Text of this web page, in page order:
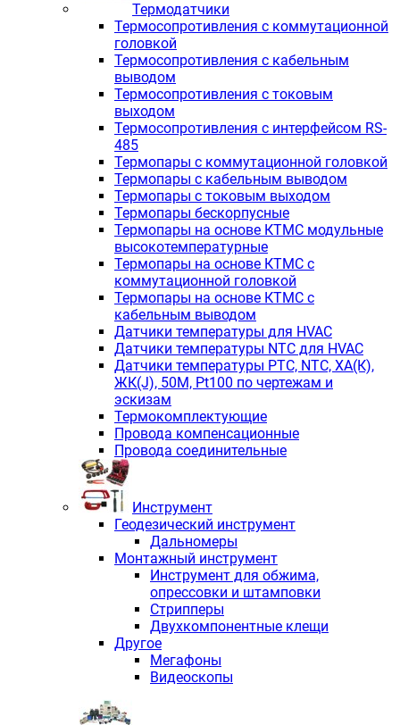
Термодатчики
Термосопротивления с коммутационной
головкой
Термосопротивления с кабельным
выводом
Термосопротивления с токовым
выходом
Термосопротивления с интерфейсом RS-
485
Термопары с коммутационной головкой
Термопары с кабельным выводом
Термопары с токовым выходом
Термопары бескорпусные
Термопары на основе КТМС модульные
высокотемпературные
Термопары на основе КТМС с
коммутационной головкой
Термопары на основе КТМС с
кабельным выводом
Датчики температуры для HVAC
Датчики температуры NTC для HVAC
Датчики температуры PTС, NTC, ХА(К),
ЖК(J), 50М, Pt100 по чертежам и
эскизам
Термокомплектующие
Провода компенсационные
Провода соединительные
Инструмент
Геодезический инструмент
Дальномеры
Монтажный инструмент
Инструмент для обжима,
опрессовки и штамповки
Стрипперы
Двухкомпонентные клещи
Другое
Мегафоны
Видеоскопы